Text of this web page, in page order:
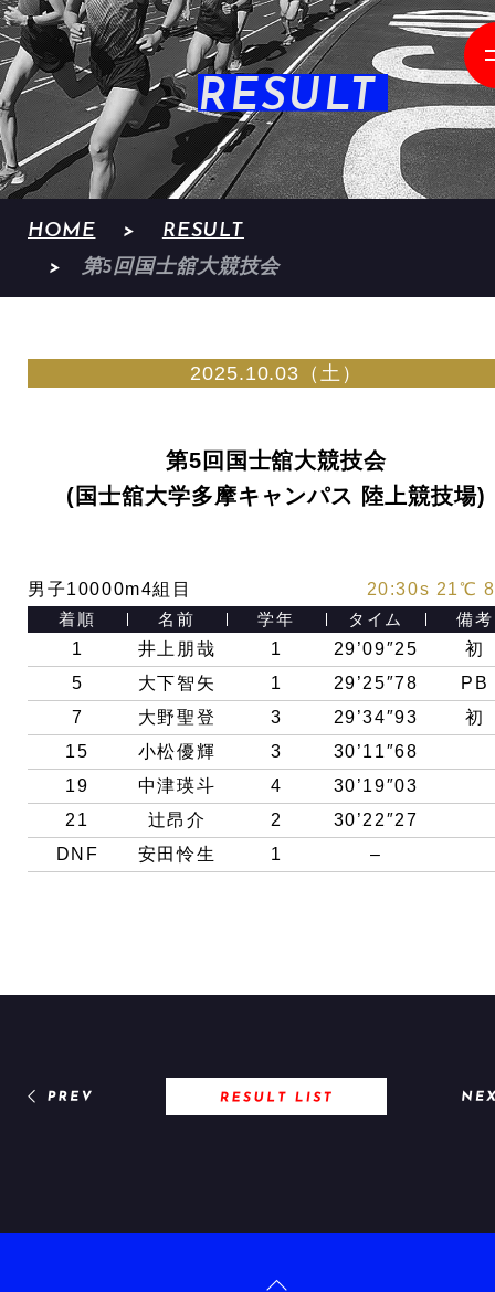
RESULT
HOME
RESULT
第5回国士舘大競技会
2025.10.03（土）
第5回国士舘大競技会
(国士舘大学多摩キャンパス 陸上競技場)
男子10000m4組目
20:30s 21℃
着順
名前 学年 タイム
備考
1
井上朋哉 1 29’09″25
初
5
大下智矢 1 29’25″78
PB
7
大野聖登 3 29’34″93
初
15
小松優輝 3
30’11″68
19
中津瑛斗 4
30’19″03
21
辻昂介 2
30’22″27
DNF
安田怜生 1 –